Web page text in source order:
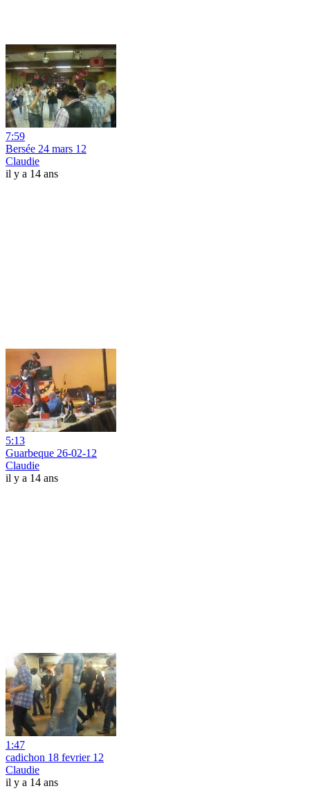
7:59
Bersée 24 mars 12
Claudie
il y a 14 ans
5:13
Guarbeque 26-02-12
Claudie
il y a 14 ans
1:47
cadichon 18 fevrier 12
Claudie
il y a 14 ans